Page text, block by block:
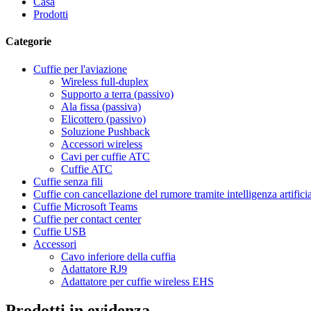
Prodotti
Categorie
Cuffie per l'aviazione
Wireless full-duplex
Supporto a terra (passivo)
Ala fissa (passiva)
Elicottero (passivo)
Soluzione Pushback
Accessori wireless
Cavi per cuffie ATC
Cuffie ATC
Cuffie senza fili
Cuffie con cancellazione del rumore tramite intelligenza
Cuffie Microsoft Teams
Cuffie per contact center
Cuffie USB
Accessori
Cavo inferiore della cuffia
Adattatore RJ9
Adattatore per cuffie wireless EHS